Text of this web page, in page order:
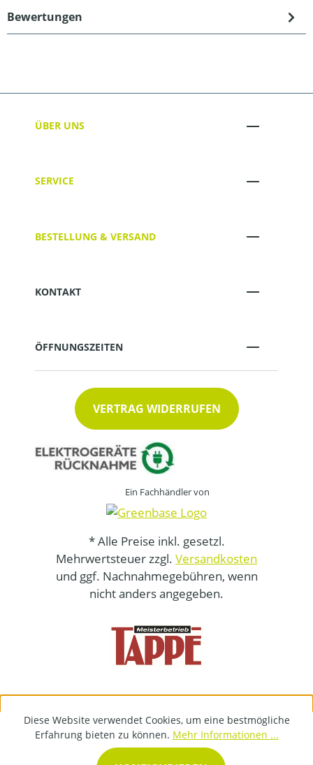
Bewertungen
ÜBER UNS
SERVICE
BESTELLUNG & VERSAND
KONTAKT
ÖFFNUNGSZEITEN
VERTRAG WIDERRUFEN
Ein Fachhändler von
* Alle Preise inkl. gesetzl.
Mehrwertsteuer zzgl. Versandkosten
und ggf. Nachnahmegebühren, wenn
nicht anders angegeben.
Diese Website verwendet Cookies, um eine bestmögliche
Erfahrung bieten zu können. Mehr Informationen ...